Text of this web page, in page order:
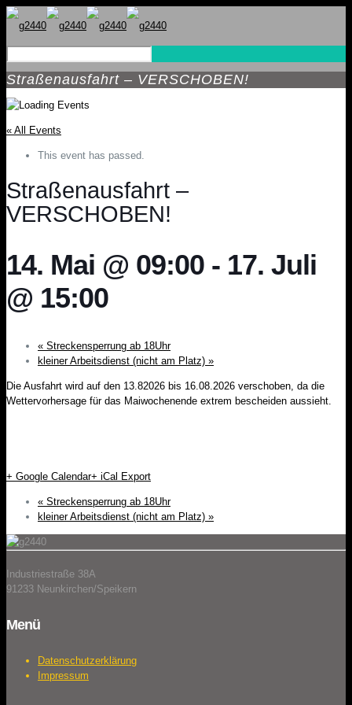
Straßenausfahrt – VERSCHOBEN!
« All Events
This event has passed.
Straßenausfahrt –
VERSCHOBEN!
14. Mai @ 09:00 - 17. Juli
@ 15:00
« Streckensperrung ab 18Uhr
kleiner Arbeitsdienst (nicht am Platz) »
Die Ausfahrt wird auf den 13.82026 bis 16.08.2026 verschoben, da die
Wettervorhersage für das Maiwochenende extrem bescheiden aussieht.
+ Google Calendar+ iCal Export
« Streckensperrung ab 18Uhr
kleiner Arbeitsdienst (nicht am Platz) »
Industriestraße 38A
91233 Neunkirchen/Speikern
Menü
Datenschutzerklärung
Impressum